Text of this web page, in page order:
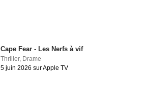
Cape Fear - Les Nerfs à vif
Thriller, Drame
5 juin 2026 sur Apple TV